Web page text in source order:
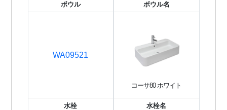
ボウル
WA09521
ボウル名
コーサ80 ホワイト
水栓 水栓名